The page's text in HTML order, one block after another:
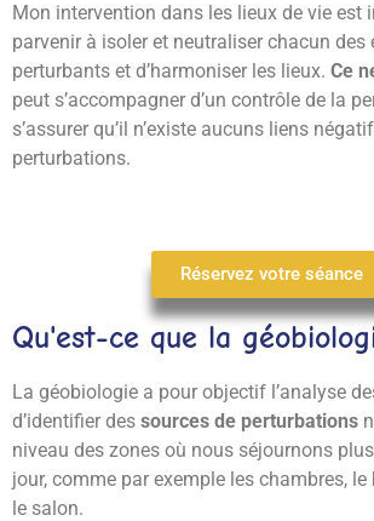
Mon intervention dans les lieux de vie est
parvenir à isoler et neutraliser chacun des
perturbants et d’harmoniser les lieux. Ce
peut s’accompagner d’un contrôle de la
s’assurer qu’il n’existe aucuns liens
perturbations.
Réservez votre séance
Qu'est-ce que la
La géobiologie a pour objectif l’analyse
d’identifier des sources de perturbations
niveau des zones où nous séjournons
jour, comme par exemple les chambres, le
le salon.